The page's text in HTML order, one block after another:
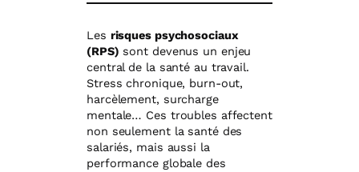
Les risques psychosociaux
(RPS) sont devenus un enjeu
central de la santé au travail.
Stress chronique, burn-out,
harcèlement, surcharge
mentale… Ces troubles affectent
non seulement la santé des
salariés, mais aussi la
performance globale des